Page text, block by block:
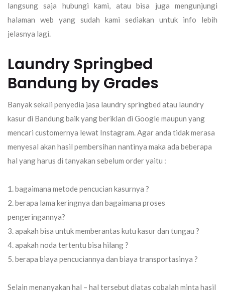
langsung saja hubungi kami, atau bisa juga mengunjungi
halaman web yang sudah kami sediakan untuk info lebih
jelasnya lagi.
Laundry Springbed
Bandung by Grades
Banyak sekali penyedia jasa laundry springbed atau laundry
kasur di Bandung baik yang beriklan di Google maupun yang
mencari customernya lewat Instagram. Agar anda tidak merasa
menyesal akan hasil pembersihan nantinya maka ada beberapa
hal yang harus di tanyakan sebelum order yaitu :
bagaimana metode pencucian kasurnya ?
berapa lama keringnya dan bagaimana proses
pengeringannya?
apakah bisa untuk memberantas kutu kasur dan tungau ?
apakah noda tertentu bisa hilang ?
berapa biaya pencuciannya dan biaya transportasinya ?
Selain menanyakan hal – hal tersebut diatas cobalah minta hasil